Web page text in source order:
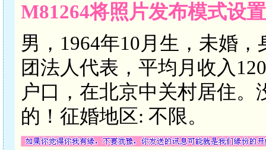
M81264将照片发布模式设
男，1964年10月生，未婚
团法人代表，平均月收入
户口，在北京中关村居住
的！征婚地区: 不限。